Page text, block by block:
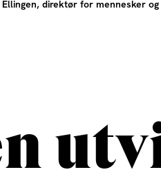
direktør for mennesker